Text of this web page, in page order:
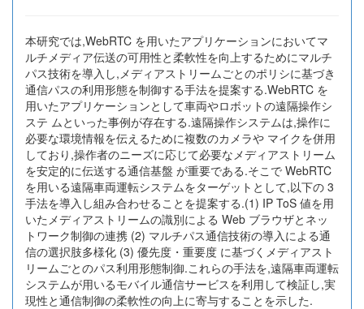
本研究では,WebRTC を用いたアプリケーションにおいてマ
ルチメディア伝送の可用性と柔軟性を向上するためにマルチ
パス技術を導入し,メディアストリームごとのポリシに基づき
通信パスの利用形態を制御する手法を提案する.WebRTC を
用いたアプリケーションとして車両やロボットの遠隔操作シ
ステ ムといった事例が存在する.遠隔操作システムは,操作に
必要な環境情報を伝えるために複数のカメラや マイクを併用
しており,操作者のニーズに応じて必要なメディアストリーム
を安定的に伝送する通信基盤 が重要である.そこで WebRTC
を用いる遠隔車両運転システムをターゲットとして,以下の 3
手法を導入し組み合わせることを提案する.(1) IP ToS 値を用
いたメディアストリームの識別による Web ブラウザとネッ
トワーク制御の連携 (2) マルチパス通信技術の導入による通
信の選択肢多様化 (3) 優先度・重要度 に基づくメディアスト
リームごとのパス利用形態制御.これらの手法を,遠隔車両運転
システムが用いるモバイル通信サービスを利用して検証し,実
現性と通信制御の柔軟性の向上に寄与することを示した.